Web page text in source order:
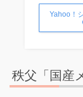
Yahoo！
秩父「国産